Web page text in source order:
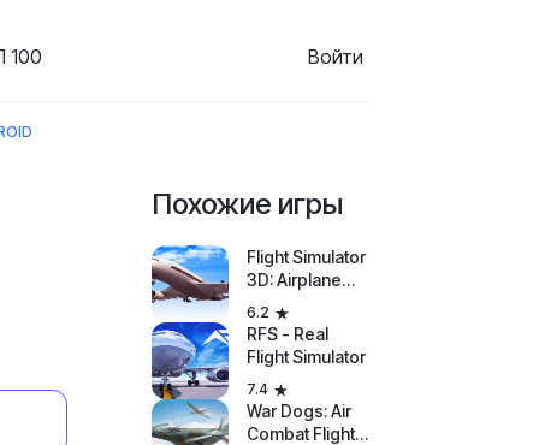
100 Войти
Похожие игры
Flight Simulator
3D: Airplane
Pilot
6.2
RFS - Real
Flight Simulator
7.4
War Dogs: Air
Combat Flight